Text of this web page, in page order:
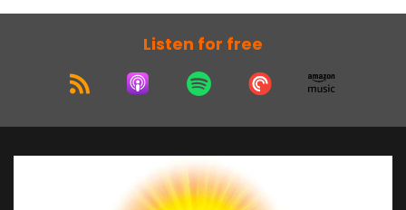
tai qua nạn khỏi được, thì làm sao tượng Phật
giúp tai qua nạn khỏi được. Theo đạo Phật, mà
không hiểu đạo Phật, tức phỉ báng đạo Phật đó.
- Ý 3: Con người có thể thay đổi được nhân quả
+ Nhân quả xấu là điện từ âm.
Listen for free